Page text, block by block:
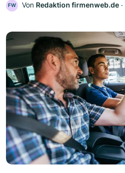
FW Von Redaktion firmenweb.de ‧